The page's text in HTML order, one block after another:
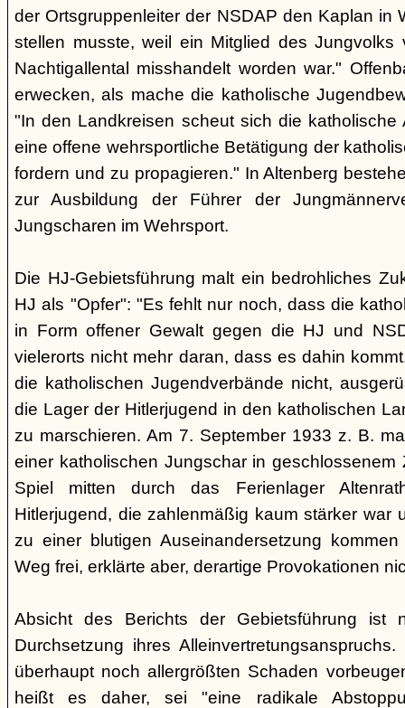
der Ortsgruppenleiter der NSDAP den Kaplan in
stellen musste, weil ein Mitglied des Jungvolks
Nachtigallental misshandelt worden war."
erwecken, als mache die katholische
"In den Landkreisen scheut sich die katholische
eine offene wehrsportliche Betätigung der
fordern und zu propagieren." In Altenberg
zur Ausbildung der Führer der
Jungscharen im Wehrsport.
Die HJ-Gebietsführung malt ein bedrohliches
HJ als "Opfer": "Es fehlt nur noch, dass die
in Form offener Gewalt gegen die HJ und
vielerorts nicht mehr daran, dass es dahin
die katholischen Jugendverbände nicht,
die Lager der Hitlerjugend in den katholischen
zu marschieren. Am 7. September 1933 z. B.
einer katholischen Jungschar in geschlossenem
Spiel mitten durch das Ferienlager
Hitlerjugend, die zahlenmäßig kaum stärker war
zu einer blutigen Auseinandersetzung
Weg frei, erklärte aber, derartige Provokationen
Absicht des Berichts der Gebietsführung ist
Durchsetzung ihres
überhaupt noch allergrößten Schaden
heißt es daher, sei "eine radikale